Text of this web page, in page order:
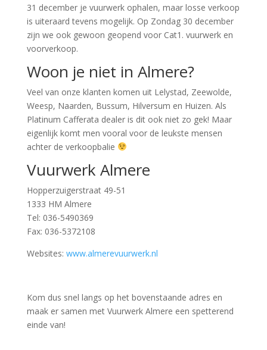
31 december je vuurwerk ophalen, maar losse verkoop
is uiteraard tevens mogelijk. Op Zondag 30 december
zijn we ook gewoon geopend voor Cat1. vuurwerk en
voorverkoop.
Woon je niet in Almere?
Veel van onze klanten komen uit Lelystad, Zeewolde,
Weesp, Naarden, Bussum, Hilversum en Huizen. Als
Platinum Cafferata dealer is dit ook niet zo gek! Maar
eigenlijk komt men vooral voor de leukste mensen
achter de verkoopbalie
Vuurwerk Almere
Hopperzuigerstraat 49-51
1333 HM Almere
Tel: 036-5490369
Fax: 036-5372108
Websites: www.almerevuurwerk.nl
Kom dus snel langs op het bovenstaande adres en
maak er samen met Vuurwerk Almere een spetterend
einde van!